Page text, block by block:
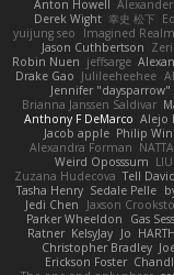
Anton Howell
Derek Wight 幸史 松下
yuijung seo
Imagined
Jason Cuthbertson
Robin Nuen jeffsarge
Drake Gao Julileeheehee
Jennifer "daysparrow"
Brianna Janssen Saldivar
Anthony F DeMarco Alejo
Jacob apple Philip
Alexandra Forman
Weird Oposssum
Zuzana Hudecova Tell
Tasha Henry Sedale Pelle
Jedi Chen
Jaxson
Parker Wheeldon
Gas
Ratner KelsyJay Jo
Christopher Bradley
Erickson Foster